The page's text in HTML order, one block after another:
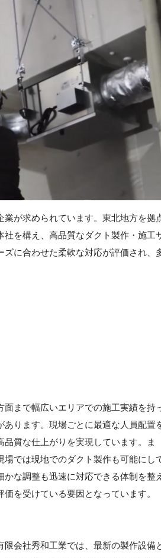
が求められています。東北地方を拠
社を構え、高品質なダクト製作・施工
に合わせた柔軟な対応が評価され、
まで幅広いエリアでの施工実績を持
ります。現場ごとに最適な人員配置
質な仕上がりを実現しています。ま
では現地でのダクト製作も可能にし
な調整も迅速に対応できる体制を整え
を受けている要因となっています。
会社秀和工業では、最新の製作設備